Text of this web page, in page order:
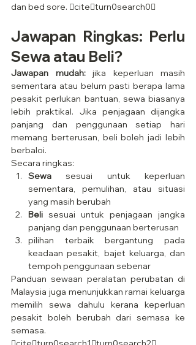
dan bed sore. citeturn0search0
Jawapan Ringkas: Perlu
Sewa atau Beli?
Jawapan mudah: jika keperluan masih
sementara atau belum pasti berapa lama
pesakit perlukan bantuan, sewa biasanya
lebih praktikal. Jika penjagaan dijangka
panjang dan penggunaan setiap hari
memang berterusan, beli boleh jadi lebih
berbaloi.
Secara ringkas:
Sewa sesuai untuk keperluan
sementara, pemulihan, atau situasi
yang masih berubah
Beli sesuai untuk penjagaan jangka
panjang dan penggunaan berterusan
pilihan terbaik bergantung pada
keadaan pesakit, bajet keluarga, dan
tempoh penggunaan sebenar
Panduan sewaan peralatan perubatan di
Malaysia juga menunjukkan ramai keluarga
memilih sewa dahulu kerana keperluan
pesakit boleh berubah dari semasa ke
semasa.